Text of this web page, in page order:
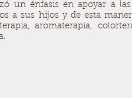
un énfasis en apoyar a
a sus hijos y de esta
aromaterapia,